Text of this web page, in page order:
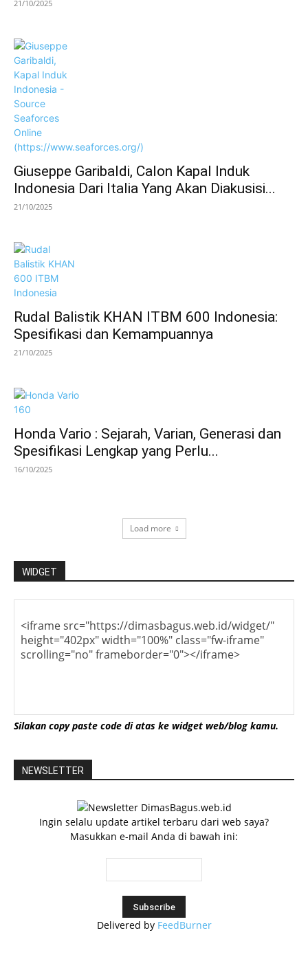
21/10/2025
Giuseppe Garibaldi, Calon Kapal Induk
Indonesia Dari Italia Yang Akan Diakusisi...
21/10/2025
Rudal Balistik KHAN ITBM 600 Indonesia:
Spesifikasi dan Kemampuannya
21/10/2025
Honda Vario : Sejarah, Varian, Generasi dan
Spesifikasi Lengkap yang Perlu...
16/10/2025
Load more
WIDGET
Silakan copy paste code di atas ke widget web/blog kamu.
NEWSLETTER
Ingin selalu update artikel terbaru dari web saya?
Masukkan e-mail Anda di bawah ini:
Delivered by FeedBurner